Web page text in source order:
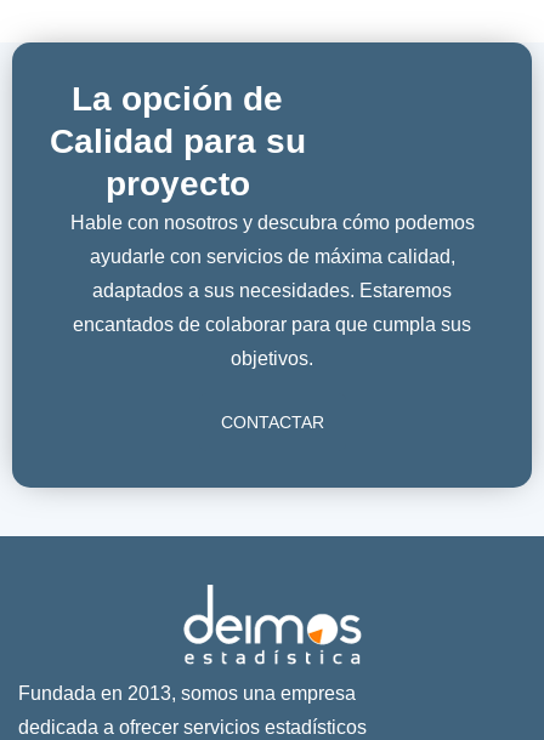
La opción de
Calidad para su
proyecto
Hable con nosotros y descubra cómo podemos
ayudarle con servicios de máxima calidad,
adaptados a sus necesidades. Estaremos
encantados de colaborar para que cumpla sus
objetivos.
CONTACTAR
Fundada en 2013, somos una empresa
dedicada a ofrecer servicios estadísticos